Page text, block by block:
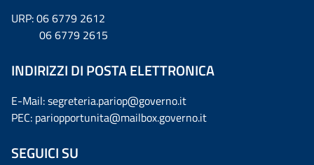
URP: 06 6779 2612
06 6779 2615
INDIRIZZI DI POSTA ELETTRONICA
E-Mail: segreteria.pariop@governo.it
PEC: pariopportunita@mailbox.governo.it
SEGUICI SU